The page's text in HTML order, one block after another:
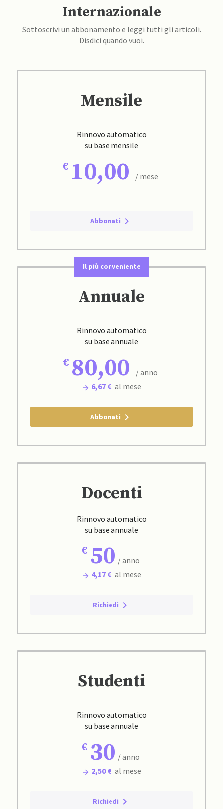
Internazionale
Sottoscrivi un abbonamento e leggi tutti gli articoli.
Disdici quando vuoi.
Mensile
Rinnovo automatico
su base mensile
10,00 / mese
Abbonati
Il più conveniente
Annuale
Rinnovo automatico
su base annuale
80,00
/ anno
6,67 € al mese
Abbonati
Docenti
Rinnovo automatico
su base annuale
50 / anno
4,17 € al mese
Richiedi
Studenti
Rinnovo automatico
su base annuale
30 / anno
2,50 € al mese
Richiedi